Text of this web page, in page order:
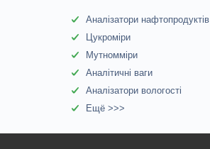
Аналізатори нафтопродуктів
Цукроміри
Мутномміри
Аналітичні ваги
Аналізатори вологості
Ещё >>>